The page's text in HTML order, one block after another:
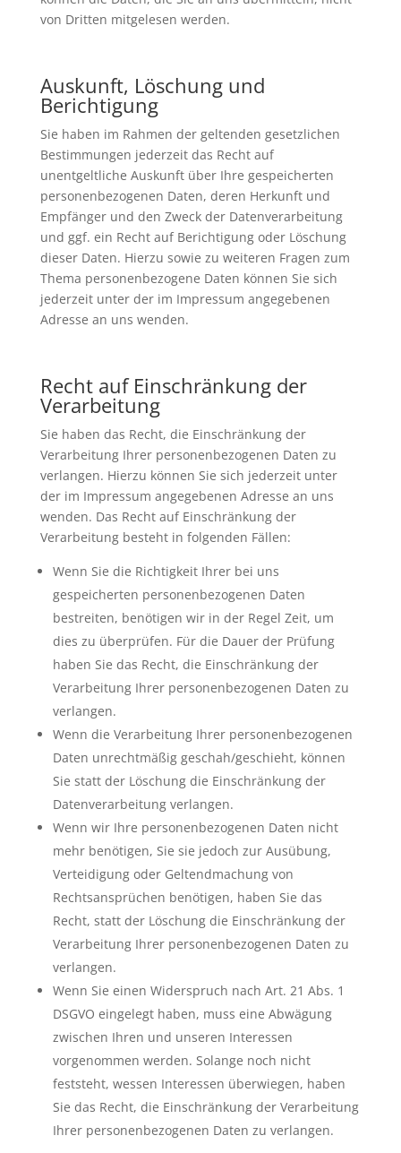
von Dritten mitgelesen werden.
Auskunft, Löschung und
Berichtigung
Sie haben im Rahmen der geltenden gesetzlichen
Bestimmungen jederzeit das Recht auf
unentgeltliche Auskunft über Ihre gespeicherten
personenbezogenen Daten, deren Herkunft und
Empfänger und den Zweck der Datenverarbeitung
und ggf. ein Recht auf Berichtigung oder Löschung
dieser Daten. Hierzu sowie zu weiteren Fragen zum
Thema personenbezogene Daten können Sie sich
jederzeit unter der im Impressum angegebenen
Adresse an uns wenden.
Recht auf Einschränkung der
Verarbeitung
Sie haben das Recht, die Einschränkung der
Verarbeitung Ihrer personenbezogenen Daten zu
verlangen. Hierzu können Sie sich jederzeit unter
der im Impressum angegebenen Adresse an uns
wenden. Das Recht auf Einschränkung der
Verarbeitung besteht in folgenden Fällen:
Wenn Sie die Richtigkeit Ihrer bei uns
gespeicherten personenbezogenen Daten
bestreiten, benötigen wir in der Regel Zeit, um
dies zu überprüfen. Für die Dauer der Prüfung
haben Sie das Recht, die Einschränkung der
Verarbeitung Ihrer personenbezogenen Daten zu
verlangen.
Wenn die Verarbeitung Ihrer personenbezogenen
Daten unrechtmäßig geschah/geschieht, können
Sie statt der Löschung die Einschränkung der
Datenverarbeitung verlangen.
Wenn wir Ihre personenbezogenen Daten nicht
mehr benötigen, Sie sie jedoch zur Ausübung,
Verteidigung oder Geltendmachung von
Rechtsansprüchen benötigen, haben Sie das
Recht, statt der Löschung die Einschränkung der
Verarbeitung Ihrer personenbezogenen Daten zu
verlangen.
Wenn Sie einen Widerspruch nach Art. 21 Abs. 1
DSGVO eingelegt haben, muss eine Abwägung
zwischen Ihren und unseren Interessen
vorgenommen werden. Solange noch nicht
feststeht, wessen Interessen überwiegen, haben
Sie das Recht, die Einschränkung der Verarbeitung
Ihrer personenbezogenen Daten zu verlangen.